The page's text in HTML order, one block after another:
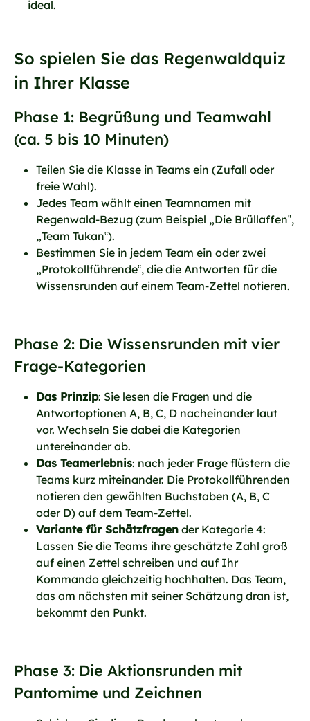
ideal.
So spielen Sie das Regenwaldquiz
in Ihrer Klasse
Phase 1: Begrüßung und Teamwahl
(ca. 5 bis 10 Minuten)
Teilen Sie die Klasse in Teams ein (Zufall oder
freie Wahl).
Jedes Team wählt einen Teamnamen mit
Regenwald-Bezug (zum Beispiel „Die Brüllaffen‟,
„Team Tukan‟).
Bestimmen Sie in jedem Team ein oder zwei
„Protokollführende‟, die die Antworten für die
Wissensrunden auf einem Team-Zettel notieren.
Phase 2: Die Wissensrunden mit vier
Frage-Kategorien
Das Prinzip: Sie lesen die Fragen und die
Antwortoptionen A, B, C, D nacheinander laut
vor. Wechseln Sie dabei die Kategorien
untereinander ab.
Das Teamerlebnis: nach jeder Frage flüstern die
Teams kurz miteinander. Die Protokollführenden
notieren den gewählten Buchstaben (A, B, C
oder D) auf dem Team-Zettel.
Variante für Schätzfragen der Kategorie 4:
Lassen Sie die Teams ihre geschätzte Zahl groß
auf einen Zettel schreiben und auf Ihr
Kommando gleichzeitig hochhalten. Das Team,
das am nächsten mit seiner Schätzung dran ist,
bekommt den Punkt.
Phase 3: Die Aktionsrunden mit
Pantomime und Zeichnen